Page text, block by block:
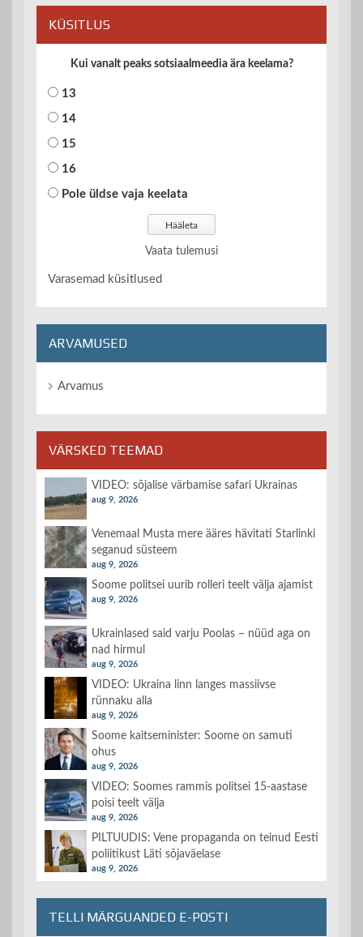
KÜSITLUS
Kui vanalt peaks sotsiaalmeedia ära keelama?
13
14
15
16
Pole üldse vaja keelata
Vaata tulemusi
Varasemad küsitlused
ARVAMUSED
Arvamus
VÄRSKED TEEMAD
VIDEO: sõjalise värbamise safari Ukrainas
aug 9, 2026
Venemaal Musta mere ääres hävitati Starlinki
seganud süsteem
aug 9, 2026
Soome politsei uurib rolleri teelt välja ajamist
aug 9, 2026
Ukrainlased said varju Poolas – nüüd aga on
nad hirmul
aug 9, 2026
VIDEO: Ukraina linn langes massiivse
rünnaku alla
aug 9, 2026
Soome kaitseminister: Soome on samuti
ohus
aug 9, 2026
VIDEO: Soomes rammis politsei 15-aastase
poisi teelt välja
aug 9, 2026
PILTUUDIS: Vene propaganda on teinud Eesti
poliitikust Läti sõjaväelase
aug 9, 2026
TELLI MÄRGUANDED E-POSTI